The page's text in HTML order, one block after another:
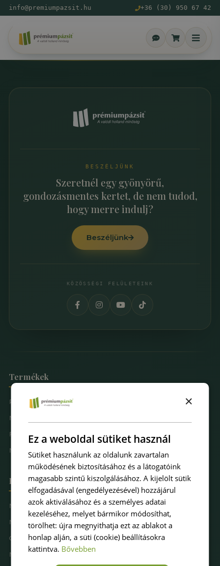
info@premiumpazsit.hu +36 (30) 950 67 42
BESZÉLJÜNK
Szeretnél egy gyönyörű,
gondozásmentes kertet, de nem tudod,
hogy merre indulj?
Beszéljünk
KÖZÖSSÉGI FELÜLETEINK
Termékek
Prémium Pázsit® Műfüvek
Mintarendelés
Fűfal Dekoráció
Műfűkarbantartás
Hova keresel pázsitot
Műfű kertbe
Műfű teraszra
Családbarát műfű
Műfű kutyásoknak
×
Ez a weboldal sütiket használ
Sütiket használunk az oldalunk zavartalan
működésének biztosításához és a látogatóink
magasabb szintű kiszolgálásához. A kijelölt sütik
elfogadásával (engedélyezésével) hozzájárul
azok aktiválásához és a személyes adatai
kezeléséhez, melyet bármikor módosíthat,
törölhet: újra megnyithatja ezt az ablakot a
honlap alján, a süti (cookie) beállításokra
kattintva. Bővebben